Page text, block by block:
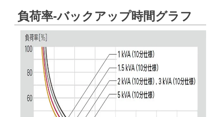
負荷率-バックアップ時間グラフ